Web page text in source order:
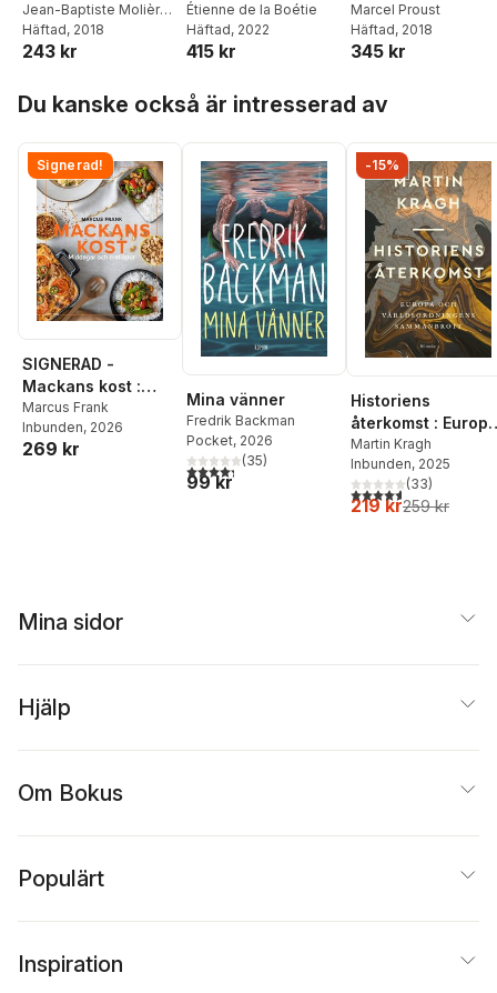
Amphitryon
Jean-Baptiste Molière
(Poquelin Dit)
Häftad, 2018
243 kr
Boétie (Éd.1892)
Étienne de la Boétie
Häftad, 2022
415 kr
côté de chez
Swann
Marcel Proust
Häftad, 2018
345 kr
Du kanske också är intresserad av
Signerad!
SIGNERAD -
Mackans kost :
Middagar och
matlådor
Marcus Frank
Inbunden, 2026
269 kr
Mina vänner
Fredrik Backman
Pocket, 2026
4,3utav 5 stjärnor. Totalt antal röster:
(35)
99 kr
-15%
Historiens
återkomst : Europa
och
världsordningens
sammanbrott
Martin Kragh
Inbunden, 2025
4,6utav 5 stjärnor.
(33)
219 kr259 kr
Mina sidor
Hjälp
Om Bokus
Populärt
Inspiration